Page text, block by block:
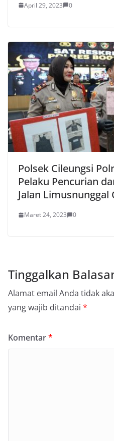
April 29, 2023 0
Polsek Cileungsi
Pelaku Pencurian
Jalan Limusnunggal
Maret 24, 2023 0
Tinggalkan
Alamat email Anda tidak
yang wajib ditandai *
Komentar*